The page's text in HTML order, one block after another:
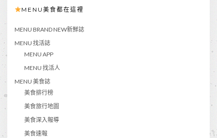
MENU美食都在這裡
MENU BRAND NEW新鮮誌
MENU 找活誌
MENU APP
MENU 找活人
MENU 美食誌
美食排行榜
美食旅行地圖
美食深入報導
美食速報